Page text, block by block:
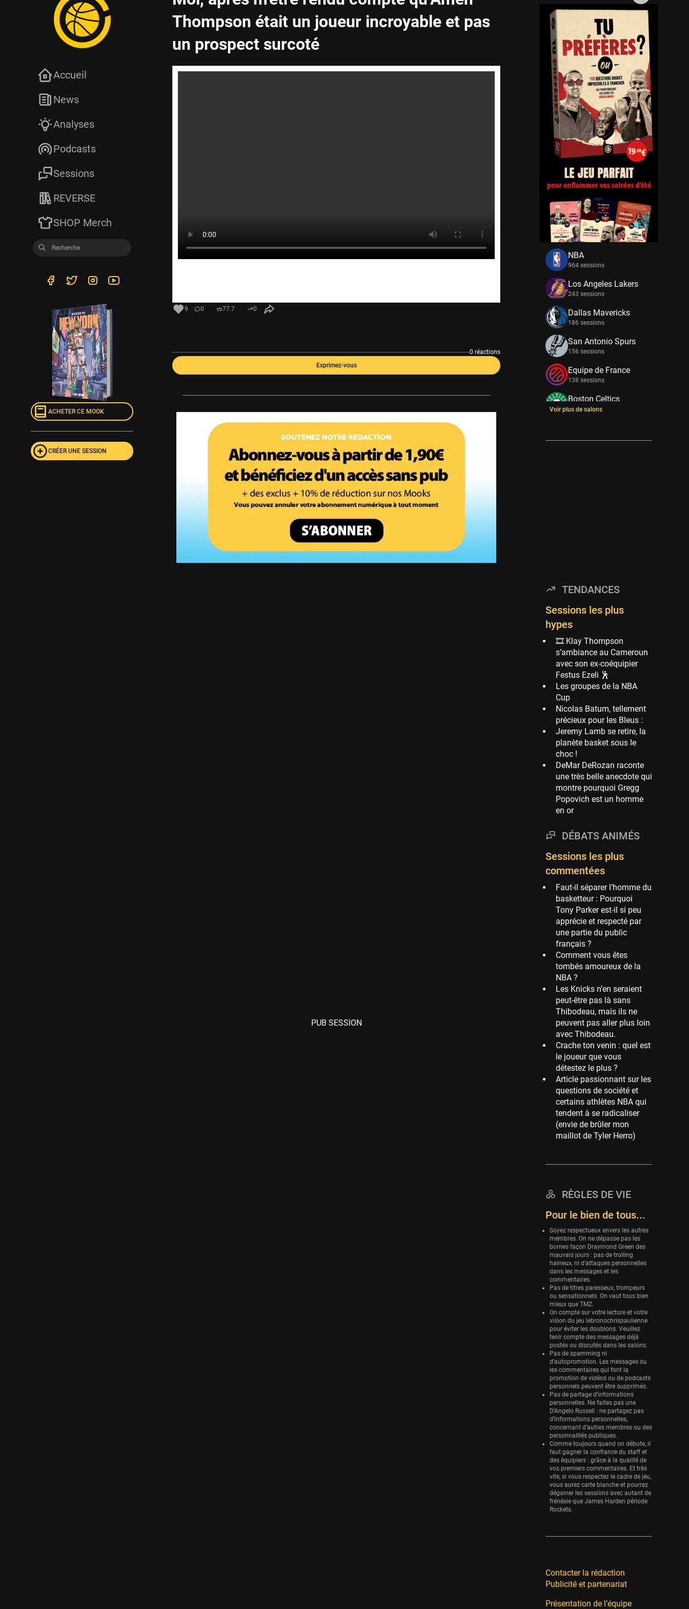
Thompson était un joueur incroyable et pas
un prospect surcoté
9 0 77.7 0
0 réactions
Exprimez-vous
PUB SESSION
Accueil
News
Analyses
Podcasts
Sessions
REVERSE
SHOP Merch
ACHETER CE MOOK
CRÉER UNE SESSION
NBA
964 sessions
Los Angeles Lakers
243 sessions
Dallas Mavericks
186 sessions
San Antonio Spurs
156 sessions
Equipe de France
138 sessions
Boston Celtics
133 sessions
89 sessions
Milwaukee Bucks
Hoop Culture
73 sessions
Oklahoma City
Thunder
69 sessions
Phoenix Suns
69 sessions
Miami Heat
63 sessions
Los Angeles Clippers
61 sessions
Indiana Pacers
53 sessions
52 sessions
Atlanta Hawks
45 sessions
Chicago Bulls
41 sessions
Memphis Grizzlies
39 sessions
Cleveland Cavaliers
38 sessions
Orlando Magic
36 sessions
Euroleague
34 sessions
Charlotte Hornets
32 sessions
Houston Rockets
31 sessions
Washington Wizards
29 sessions
Portland Trail Blazers
Eurobasket
Detroit Pistons
Brooklyn Nets
24 sessions
Sacramento Kings
24 sessions
Utah Jazz
22 sessions
Toronto Raptors
18 sessions
REVERSE
11 sessions
Bleues
0 sessions
Voir plus de salons
TENDANCES
Sessions les plus
hypes
🎞 Klay Thompson
s’ambiance au Cameroun
avec son ex-coéquipier
Festus Ezeli 🕺
Les groupes de la NBA
Cup
Nicolas Batum, tellement
précieux pour les Bleus :
Jeremy Lamb se retire, la
planète basket sous le
choc !
DeMar DeRozan raconte
une très belle anecdote qui
montre pourquoi Gregg
Popovich est un homme
en or
DÉBATS ANIMÉS
Sessions les plus
commentées
Faut-il séparer l’homme du
basketteur : Pourquoi
Tony Parker est-il si peu
apprécie et respecté par
une partie du public
français ?
Comment vous êtes
tombés amoureux de la
NBA ?
Les Knicks n’en seraient
peut-être pas là sans
Thibodeau, mais ils ne
peuvent pas aller plus loin
avec Thibodeau.
Crache ton venin : quel est
le joueur que vous
détestez le plus ?
Article passionnant sur les
questions de société et
certains athlètes NBA qui
tendent à se radicaliser
(envie de brûler mon
maillot de Tyler Herro)
RÈGLES DE VIE
Pour le bien de tous...
Soyez respectueux envers les autres
membres. On ne dépasse pas les
bornes façon Draymond Green des
mauvais jours : pas de trolling
haineux, ni d’attaques personnelles
dans les messages et les
commentaires.
Pas de titres paresseux, trompeurs
ou sensationnels. On vaut tous bien
mieux que TMZ.
On compte sur votre lecture et votre
vision du jeu lebronochrispaulienne
pour éviter les doublons. Veuillez
tenir compte des messages déjà
postés ou discutés dans les salons.
Pas de spamming ni
d’autopromotion. Les messages ou
les commentaires qui font la
promotion de vidéos ou de podcasts
personnels peuvent être supprimés.
Pas de partage d’informations
personnelles. Ne faites pas une
D’Angelo Russell : ne partagez pas
d’informations personnelles,
concernant d’autres membres ou des
personnalités publiques.
Comme toujours quand on débute, il
faut gagner la confiance du staff et
des équipiers : grâce à la qualité de
vos premiers commentaires. Et très
vite, si vous respectez le cadre de jeu,
vous aurez carte blanche et pourrez
dégainer les sessions avec autant de
frénésie que James Harden période
Rockets.
Contacter la rédaction
Publicité et partenariat
Présentation de l’équipe